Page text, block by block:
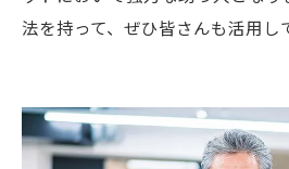
法を持って、ぜひ皆さんも活用し